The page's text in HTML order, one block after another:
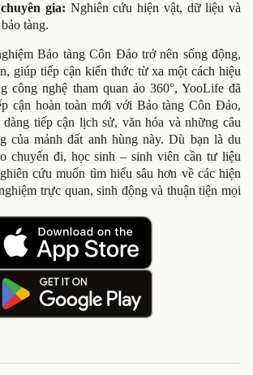
gia: Nghiên cứu hiện vật, dữ liệu và
tàng.
Bảo tàng Côn Đảo trở nên sống động,
giúp tiếp cận kiến thức từ xa một cách hiệu
công nghệ tham quan ảo 360°, YooLife đã
cận hoàn toàn mới với Bảo tàng Côn Đảo,
tiếp cận lịch sử, văn hóa và những câu
của mảnh đất anh hùng này. Dù bạn là du
chuyến đi, học sinh – sinh viên cần tư liệu
cứu muốn tìm hiểu sâu hơn về các hiện
trực quan, sinh động và thuận tiện mọi